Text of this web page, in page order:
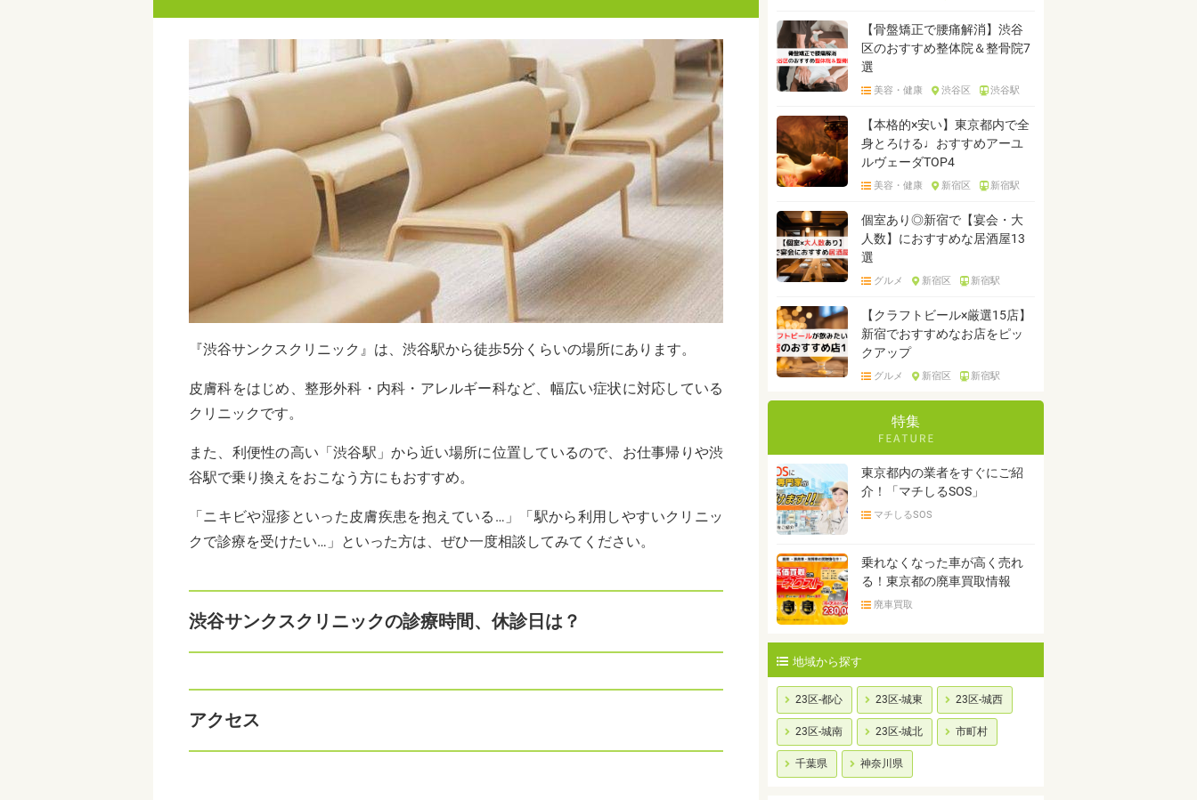
『渋谷サンクスクリニック』は、渋谷駅から徒歩5分くらいの場所にあります。
皮膚科をはじめ、整形外科・内科・アレルギー科など、幅広い症状に対応している
クリニックです。
また、利便性の高い「渋谷駅」から近い場所に位置しているので、お仕事帰りや渋
谷駅で乗り換えをおこなう方にもおすすめ。
「ニキビや湿疹といった皮膚疾患を抱えている…」「駅から利用しやすいクリニッ
クで診療を受けたい…」といった方は、ぜひ一度相談してみてください。
渋谷サンクスクリニックの診療時間、休診日は？
アクセス
【骨盤矯正で腰痛解消】渋谷
区のおすすめ整体院＆整骨院7
選
美容・健康 渋谷区 渋谷駅
【本格的×安い】東京都内で全
身とろける♩おすすめアーユ
ルヴェーダTOP4
美容・健康 新宿区 新宿駅
個室あり◎新宿で【宴会・大
人数】におすすめな居酒屋13
選
グルメ 新宿区 新宿駅
【クラフトビール×厳選15店】
新宿でおすすめなお店をピッ
クアップ
グルメ 新宿区 新宿駅
特集
東京都内の業者をすぐにご紹
介！「マチしるSOS」
マチしるSOS
乗れなくなった車が高く売れ
る！東京都の廃車買取情報
廃車買取
地域から探す
23区-都心 23区-城東 23区-城西
23区-城南 23区-城北 市町村
千葉県 神奈川県